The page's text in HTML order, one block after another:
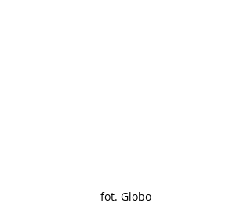
fot. Globo